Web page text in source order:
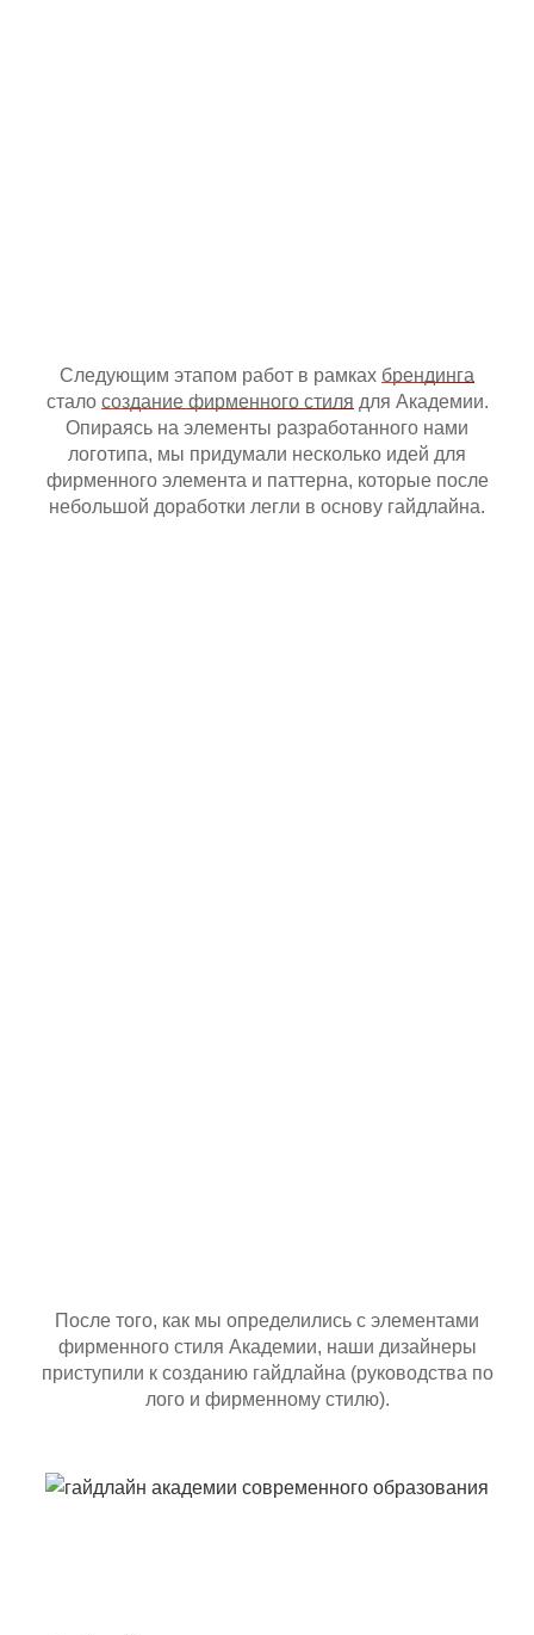
Следующим этапом работ в рамках брендинга
стало создание фирменного стиля для Академии.
Опираясь на элементы разработанного нами
логотипа, мы придумали несколько идей для
фирменного элемента и паттерна, которые после
небольшой доработки легли в основу гайдлайна.
После того, как мы определились с элементами
фирменного стиля Академии, наши дизайнеры
приступили к созданию гайдлайна (руководства по
лого и фирменному стилю).